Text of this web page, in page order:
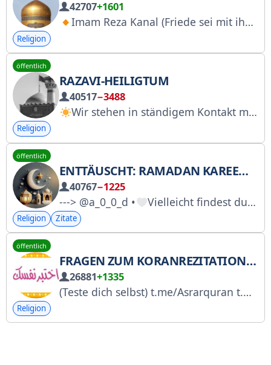
42707+1601
Imam Reza Kanal (Friede sei mit ihm)
Religion
öffentlich
RAZAVI-HEILIGTUM
40517−3488
Wir stehen in ständigem Kontakt mit dem Schrein von Imam Reza (Friede sei mit ihm). Senden Sie uns Ihre Bilder des Schreins von Razavi an die ID @pic_admin. Kanal für Schreinbilder
Religion
öffentlich
ENTTÄUSCHT: RAMADAN KAREEM - GEBETE - FREITAG - ZITATE
40767−1225
---> @a_0_0_d • Vielleicht findest du hier etwas, das dein reines Herz berührt •
Religion Zitate
öffentlich
FRAGEN ZUM KORANREZITATIONSTEST
26881+1335
(Teste dich selbst) t.me/Asrarquran t.me/hifzqurani t.me/Albayanquran t.me/Tadabarwahfaz t.me/Muslimchild1 t.me/ijazQurany t.me/hadith_nabawi1 t.me/SaidDorar t.me/TajweedQuran7
Religion